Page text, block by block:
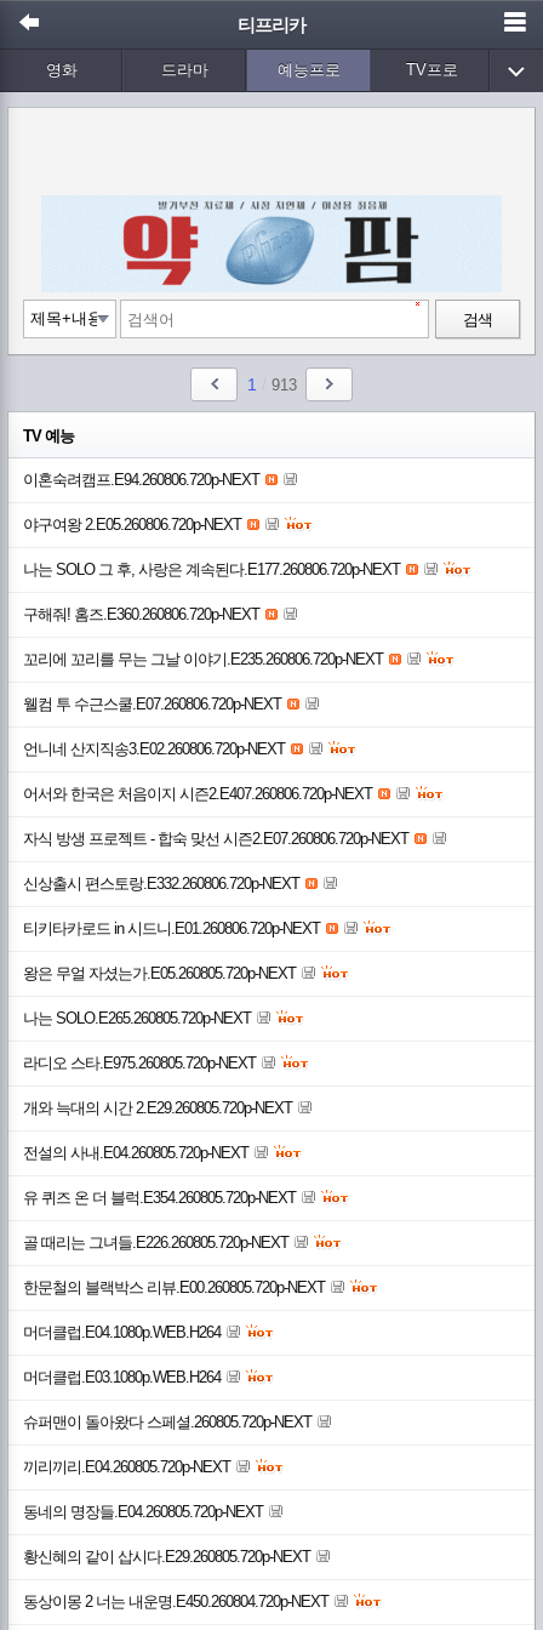
티프리카
영화 드라마 예능프로 TV프로
애니메이션 음악 Wetv
검색
1 913
TV 예능
이혼숙려캠프.E94.260806.720p-NEXT
야구여왕 2.E05.260806.720p-NEXT
나는 SOLO 그 후, 사랑은 계속된다.E177.260806.720p-NEXT
구해줘! 홈즈.E360.260806.720p-NEXT
꼬리에 꼬리를 무는 그날 이야기.E235.260806.720p-NEXT
웰컴 투 수근스쿨.E07.260806.720p-NEXT
언니네 산지직송3.E02.260806.720p-NEXT
어서와 한국은 처음이지 시즌2.E407.260806.720p-NEXT
자식 방생 프로젝트 - 합숙 맞선 시즌2.E07.260806.720p-NEXT
신상출시 편스토랑.E332.260806.720p-NEXT
티키타카로드 in 시드니.E01.260806.720p-NEXT
왕은 무얼 자셨는가.E05.260805.720p-NEXT
나는 SOLO.E265.260805.720p-NEXT
라디오 스타.E975.260805.720p-NEXT
개와 늑대의 시간 2.E29.260805.720p-NEXT
전설의 사내.E04.260805.720p-NEXT
유 퀴즈 온 더 블럭.E354.260805.720p-NEXT
골 때리는 그녀들.E226.260805.720p-NEXT
한문철의 블랙박스 리뷰.E00.260805.720p-NEXT
머더클럽.E04.1080p.WEB.H264
머더클럽.E03.1080p.WEB.H264
슈퍼맨이 돌아왔다 스페셜.260805.720p-NEXT
끼리끼리.E04.260805.720p-NEXT
동네의 명장들.E04.260805.720p-NEXT
황신혜의 같이 삽시다.E29.260805.720p-NEXT
동상이몽 2 너는 내운명.E450.260804.720p-NEXT